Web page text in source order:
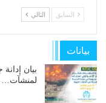
السابق التالي
بيانات
بيان
لمنشآت…